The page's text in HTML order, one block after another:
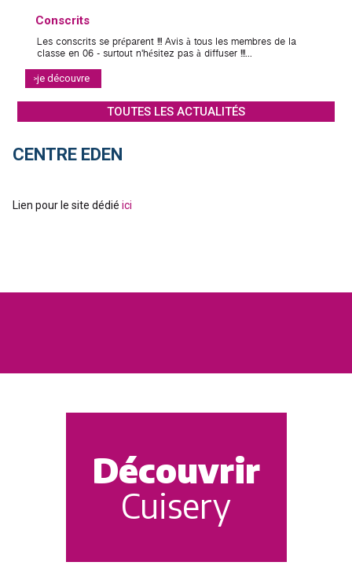
POSTED
ON
Conscrits
Les conscrits se préparent !!! Avis à tous les membres de la
classe en 06 - surtout n'hésitez pas à diffuser !!!...
je découvre
TOUTES LES ACTUALITÉS
CENTRE EDEN
Lien pour le site dédié ici
Découvrir
Cuisery